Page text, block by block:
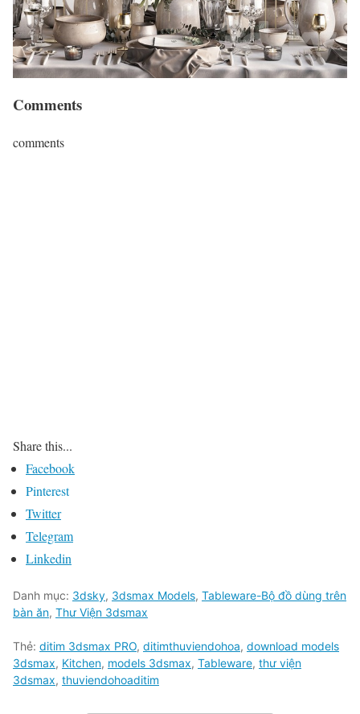
Comments
comments
Share this...
Facebook
Pinterest
Twitter
Telegram
Linkedin
Danh mục: 3dsky, 3dsmax Models, Tableware-Bộ đồ dùng trên
bàn ăn, Thư Viện 3dsmax
Thẻ: ditim 3dsmax PRO, ditimthuviendohoa, download models
3dsmax, Kitchen, models 3dsmax, Tableware, thư viện
3dsmax, thuviendohoaditim